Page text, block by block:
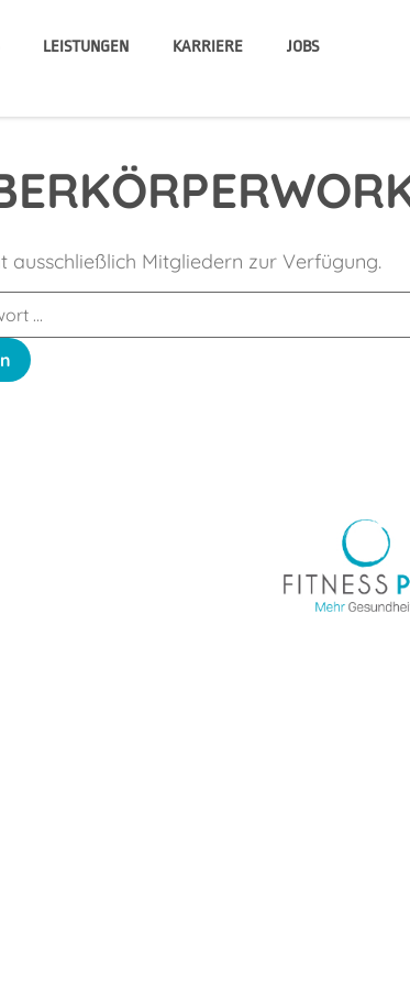
LEISTUNGEN KARRIERE JOBS
ausschließlich Mitgliedern zur Verfügung.